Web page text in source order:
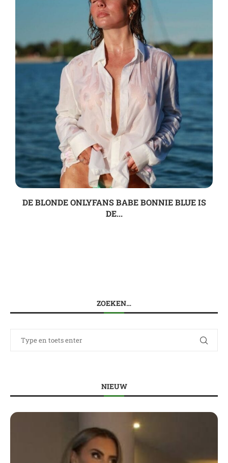
DE BLONDE ONLYFANS BABE BONNIE BLUE IS
DE...
ZOEKEN…
NIEUW